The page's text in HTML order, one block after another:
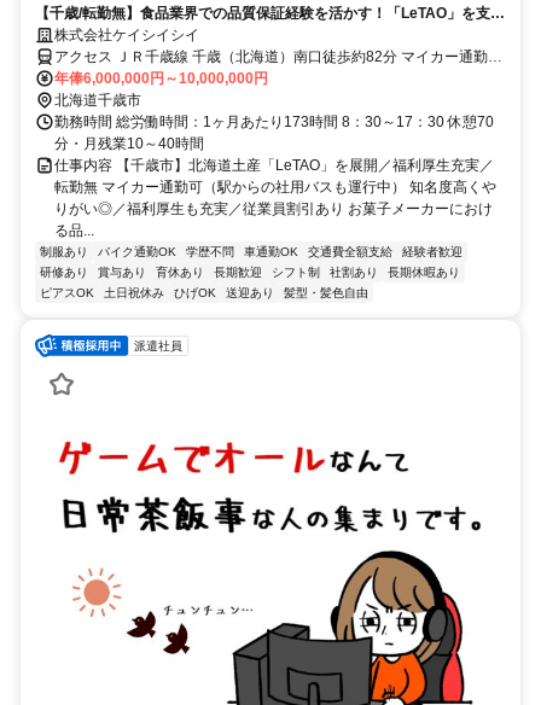
【千歳/転勤無】食品業界での品質保証経験を活かす！「LeTAO」を支え
る将来の部長候補募集
株式会社ケイシイシイ
アクセス ＪＲ千歳線 千歳（北海道）南口徒歩約82分 マイカー通勤可
（駅からの社用バスも運行中）
年俸6,000,000円～10,000,000円
北海道千歳市
勤務時間 総労働時間：1ヶ月あたり173時間 8：30～17：30 休憩70
分・月残業10～40時間
仕事内容 【千歳市】北海道土産「LeTAO」を展開／福利厚生充実／
転勤無 マイカー通勤可（駅からの社用バスも運行中） 知名度高くや
りがい◎／福利厚生も充実／従業員割引あり お菓子メーカーにおけ
る品...
制服あり バイク通勤OK 学歴不問 車通勤OK 交通費全額支給
経験者歓迎
研修あり
賞与あり 育休あり 長期歓迎 シフト制 社割あり
長期休暇あり
ピアスOK
土日祝休み ひげOK 送迎あり 髪型・髪色自由
派遣社員